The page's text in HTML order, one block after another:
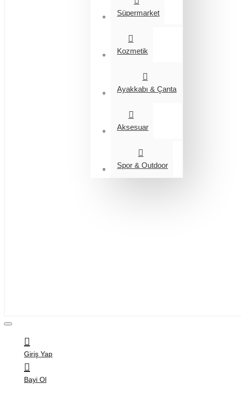
Süpermarket
Kozmetik
Ayakkabı & Çanta
Aksesuar
Spor & Outdoor
Giriş Yap
Bayi Ol